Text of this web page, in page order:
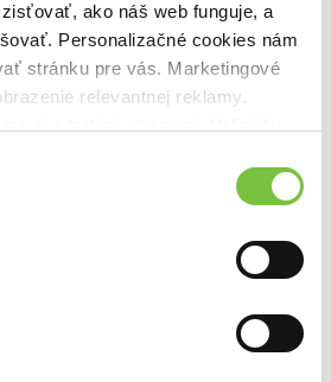
ako náš web funguje, a
Personalizačné cookies nám
stránku pre vás. Marketingové
relevantnej reklamy.
na stiahnutie
Do košíka
dnes podstupuje mnoho lidí jak za účelem
celkově regeneračním, tak za účelem
léčebným. Je metodou, jež si zasluhuje,